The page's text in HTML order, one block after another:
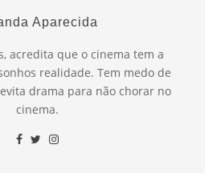
Aparecida
acredita que o cinema tem a
realidade. Tem medo de
drama para não chorar no
cinema.